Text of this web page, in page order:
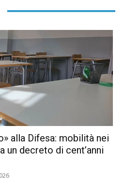
alla Difesa: mobilità nei
un decreto di cent’anni